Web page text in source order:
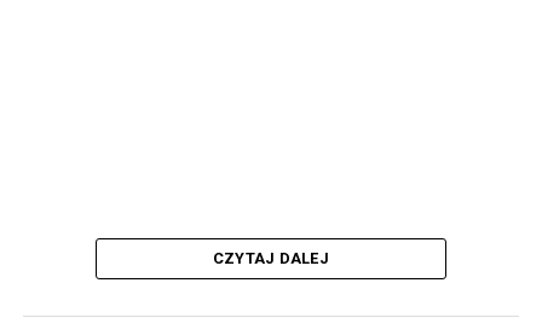
CZYTAJ DALEJ